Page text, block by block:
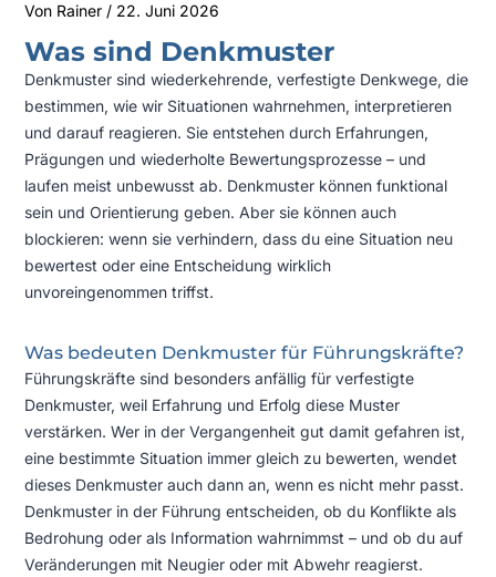
Von Rainer / 22. Juni 2026
Was sind Denkmuster
Denkmuster sind wiederkehrende, verfestigte Denkwege, die
bestimmen, wie wir Situationen wahrnehmen, interpretieren
und darauf reagieren. Sie entstehen durch Erfahrungen,
Prägungen und wiederholte Bewertungsprozesse – und
laufen meist unbewusst ab. Denkmuster können funktional
sein und Orientierung geben. Aber sie können auch
blockieren: wenn sie verhindern, dass du eine Situation neu
bewertest oder eine Entscheidung wirklich
unvoreingenommen triffst.
Was bedeuten Denkmuster für Führungskräfte?
Führungskräfte sind besonders anfällig für verfestigte
Denkmuster, weil Erfahrung und Erfolg diese Muster
verstärken. Wer in der Vergangenheit gut damit gefahren ist,
eine bestimmte Situation immer gleich zu bewerten, wendet
dieses Denkmuster auch dann an, wenn es nicht mehr passt.
Denkmuster in der Führung entscheiden, ob du Konflikte als
Bedrohung oder als Information wahrnimmst – und ob du auf
Veränderungen mit Neugier oder mit Abwehr reagierst.